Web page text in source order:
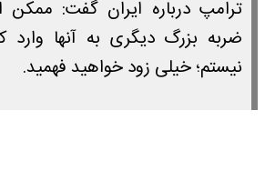
ترامپ درباره ایران گفت:
ضربه بزرگ دیگری به آنها وارد
نیستم؛ خیلی زود خواهید فهمید.